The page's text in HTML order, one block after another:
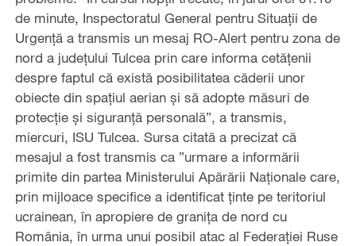
de minute, Inspectoratul General pentru Situaţii de
Urgenţă a transmis un mesaj RO-Alert pentru zona de
nord a judeţului Tulcea prin care informa cetăţenii
despre faptul că există posibilitatea căderii unor
obiecte din spaţiul aerian şi să adopte măsuri de
protecţie şi siguranţă personală”, a transmis,
miercuri, ISU Tulcea. Sursa citată a precizat că
mesajul a fost transmis ca ”urmare a informării
primite din partea Ministerului Apărării Naţionale care,
prin mijloace specifice a identificat ţinte pe teritoriul
ucrainean, în apropiere de graniţa de nord cu
România, în urma unui posibil atac al Federaţiei Ruse